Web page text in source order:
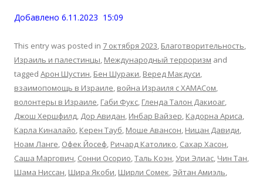
Добавлено 6.11.2023 15:09
This entry was posted in 7 октября 2023, Благотворительность,
Израиль и палестинцы, Международный терроризм and
tagged Арон Шустин, Бен Шураки, Веред Макдуси,
взаимопомощь в Израиле, война Израиля с ХАМАСом,
волонтеры в Израиле, Габи Фукс, Гленда Талон Дакиоаг,
Джош Хершфилд, Дор Авидан, Инбар Вайзер, Кадорна Ариса,
Карла Киналайо, Керен Тауб, Моше Авансон, Ницан Давиди,
Ноам Ланге, Офек Йосеф, Ричард Католико, Сахар Хасон,
Саша Маргович, Сонни Осорио,Таль Коэн,Ури Элиас, Чин Тан,
Шама Ниссан, Шира Якоби, Ширли Сомек, Эйтан Амиэль,